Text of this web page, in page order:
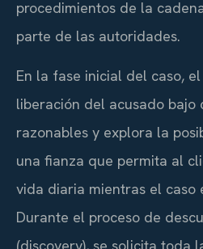
procedimientos de la
parte de las autoridades.
En la fase inicial del caso,
liberación del acusado bajo
razonables y explora la
una fianza que permita al
vida diaria mientras el caso
Durante el proceso de